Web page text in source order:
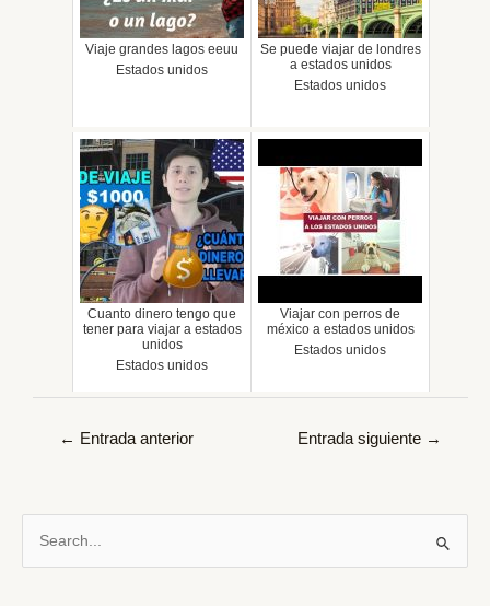
Viaje grandes lagos eeuu
Estados unidos
Se puede viajar de londres
a estados unidos
Estados unidos
Cuanto dinero tengo que
tener para viajar a estados
unidos
Estados unidos
Viajar con perros de
méxico a estados unidos
Estados unidos
Navegación
← Entrada anterior Entrada siguiente →